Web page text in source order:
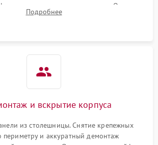
на равномерность нагрева. Опрос
(не включается, не видит посуду,
Подробнее
и вскрытие корпуса
из столешницы. Снятие крепежных
периметру и аккуратный демонтаж